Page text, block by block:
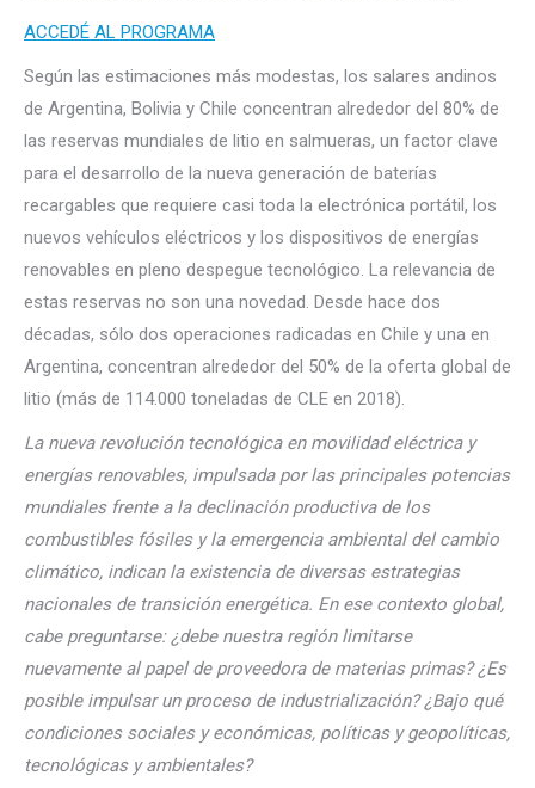
ACCEDÉ AL PROGRAMA
Según las estimaciones más modestas, los salares andinos
de Argentina, Bolivia y Chile concentran alrededor del 80% de
las reservas mundiales de litio en salmueras, un factor clave
para el desarrollo de la nueva generación de baterías
recargables que requiere casi toda la electrónica portátil, los
nuevos vehículos eléctricos y los dispositivos de energías
renovables en pleno despegue tecnológico. La relevancia de
estas reservas no son una novedad. Desde hace dos
décadas, sólo dos operaciones radicadas en Chile y una en
Argentina, concentran alrededor del 50% de la oferta global de
litio (más de 114.000 toneladas de CLE en 2018).
La nueva revolución tecnológica en movilidad eléctrica y
energías renovables, impulsada por las principales potencias
mundiales frente a la declinación productiva de los
combustibles fósiles y la emergencia ambiental del cambio
climático, indican la existencia de diversas estrategias
nacionales de transición energética. En ese contexto global,
cabe preguntarse: ¿debe nuestra región limitarse
nuevamente al papel de proveedora de materias primas? ¿Es
posible impulsar un proceso de industrialización? ¿Bajo qué
condiciones sociales y económicas, políticas y geopolíticas,
tecnológicas y ambientales?